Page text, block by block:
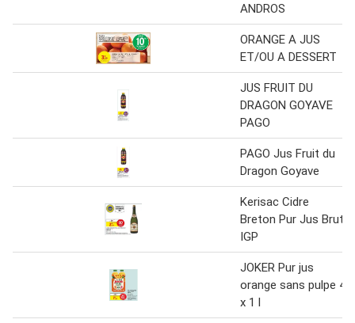
ANDROS
ORANGE A JUS
ET/OU A DESSERT
JUS FRUIT DU
DRAGON GOYAVE
PAGO
PAGO Jus Fruit du
Dragon Goyave
Kerisac Cidre
Breton Pur Jus Brut
IGP
JOKER Pur jus
orange sans pulpe 4
x 1 l